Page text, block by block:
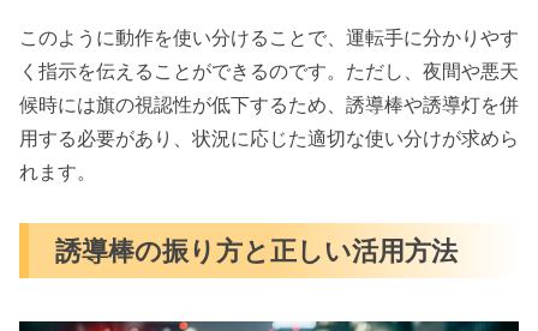
このように動作を使い分けることで、運転手に分かりやす
く指示を伝えることができるのです。ただし、夜間や悪天
候時には旗の視認性が低下するため、誘導棒や誘導灯を併
用する必要があり、状況に応じた適切な使い分けが求めら
れます。
誘導棒の振り方と正しい活用方法